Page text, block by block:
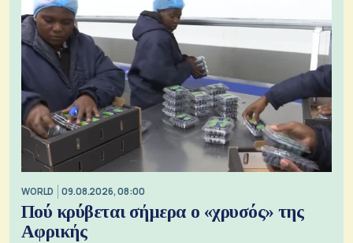
WORLD 09.08.2026, 08:00
Πού κρύβεται σήμερα ο «χρυσός» της
Αφρικής